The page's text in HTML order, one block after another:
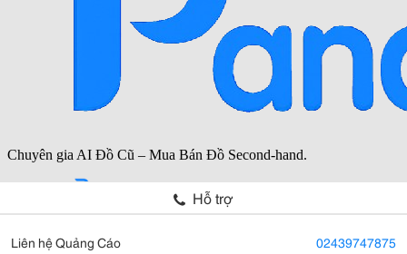
Hỗ trợ
Liên hệ Quảng Cáo 02439747875